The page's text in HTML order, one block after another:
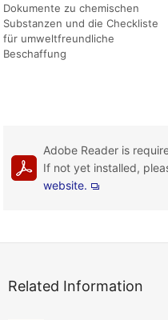
Dokumente zu chemischen
Substanzen und die Checkliste
für umweltfreundliche
Beschaffung
Adobe Reader is
If not yet installed,
website.
Related Information